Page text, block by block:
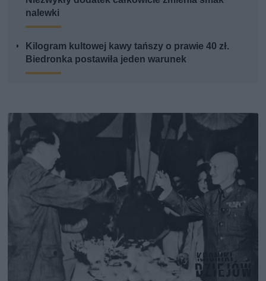
nalewki
Kilogram kultowej kawy tańszy o prawie 40 zł.
Biedronka postawiła jeden warunek